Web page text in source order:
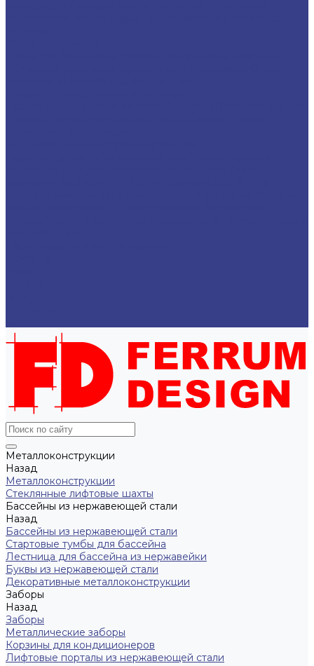
Металлоконструкции
Назад
Металлоконструкции
Cтеклянные лифтовые шахты
Бассейны из нержавеющей стали
Назад
Бассейны из нержавеющей стали
Стартовые тумбы для бассейна
Лестница для бассейна из нержавейки
Буквы из нержавеющей стали
Декоративные металлоконструкции
Заборы
Назад
Заборы
Металлические заборы
Корзины для кондиционеров
Лифтовые порталы из нержавеющей стали